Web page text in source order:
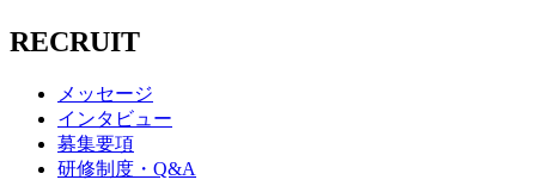
RECRUIT
メッセージ
インタビュー
募集要項
研修制度・Q&A